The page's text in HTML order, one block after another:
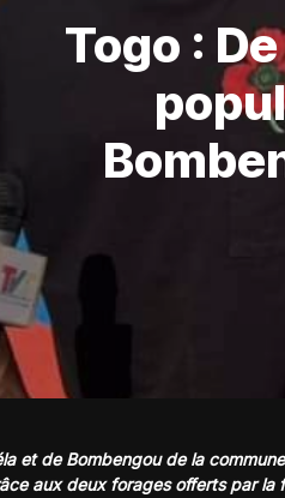
Togo :
et de Bombengou de la
aux deux forages offerts par la